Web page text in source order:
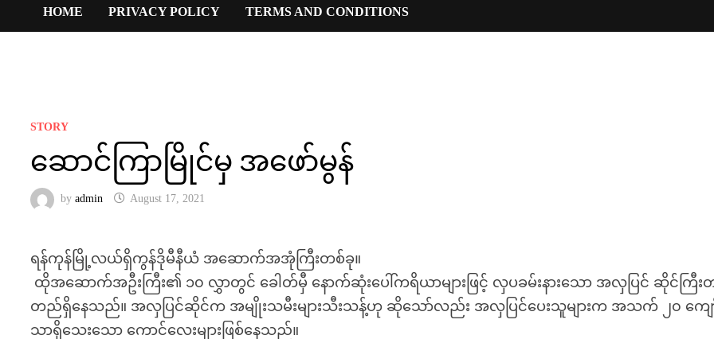
HOME PRIVACY POLICY TERMS AND CONDITIONS
STORY
ဆောင်ကြာမြိုင်မှ အဖော်မွန်
byadmin August 17, 2021
ရန်ကုန်မြို့လယ်ရှိကွန်ဒိုမီနီယံ အဆောက်အအုံကြီးတစ်ခု။
ထိုအဆောက်အဦးကြီး၏ ၁၀ လွှာတွင် ခေါတ်မှီ နောက်ဆုံးပေါ်ကရိယာများဖြင့် လှပခမ်းနားသော အလှပြင် ဆိုင်ကြီး
တည်ရှိနေသည်။ အလှပြင်ဆိုင်က အမျိုးသမီးများသီးသန့်ဟု ဆိုသော်လည်း အလှပြင်ပေးသူများက အသက် ၂၀ ကျေ
သာရှိသေးသော ကောင်လေးများဖြစ်နေသည်။